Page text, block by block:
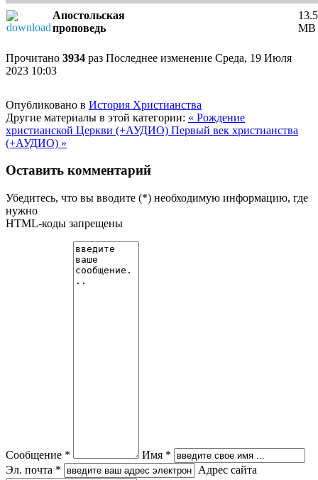
Апостольская
проповедь
13.5
MB
e
Прочитано 3934 раз Последнее изменение Среда, 19 Июля
2023 10:03
Опубликовано в История Христианства
Другие материалы в этой категории: « Рождение
христианской Церкви (+АУДИО) Первый век христианства
(+АУДИО) »
Оставить комментарий
Убедитесь, что вы вводите (*) необходимую информацию, где
нужно
HTML-коды запрещены
Сообщение *
Имя *
Эл. почта *
Адрес сайта